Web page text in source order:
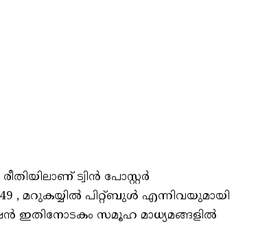
ട്വിൻ പോസ്റ്റർ
, മറുകയ്യിൽ പിറ്റ്ബുൾ എന്നിവയുമായി
ഇതിനോടകം സമൂഹ മാധ്യമങ്ങളിൽ